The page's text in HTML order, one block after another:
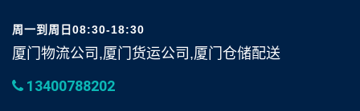
周一到周日08:30-18:30
厦门物流公司,厦门货运公司,厦门仓储配送
13400788202